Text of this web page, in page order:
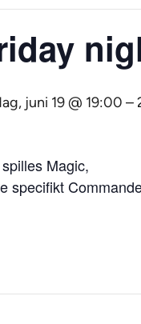
juni 19 @ 19:00 –
Magic,
specifikt